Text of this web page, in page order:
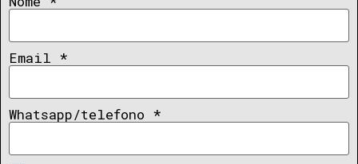
Email *
Whatsapp/telefono *